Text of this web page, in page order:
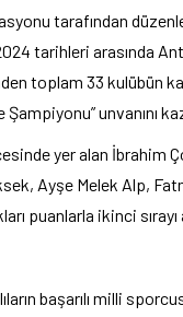
tarafından
tarihleri arasında
toplam 33 kulübün
unvanını
yer alan İbrahim
Ayşe Melek Alp,
puanlarla ikinci sırayı
başarılı milli